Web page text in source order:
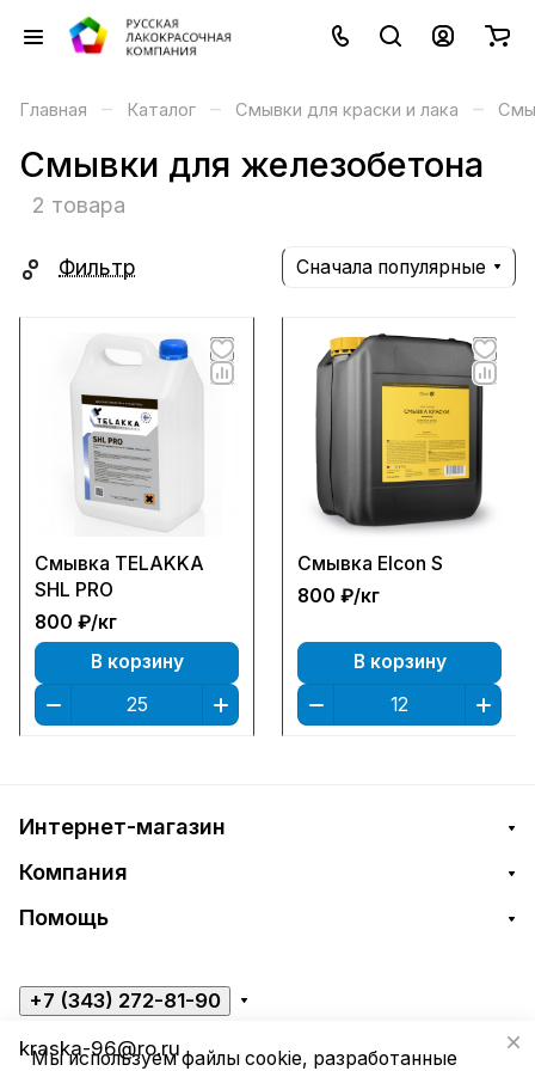
Главная – Каталог – Смывки для краски и лака –
Смывки для железобетона
2 товара
Фильтр Сначала популярные
Смывка TELAKKA
SHL PRO
800 ₽/кг
В корзину
Смывка Elcon S
800 ₽/кг
В корзину
Интернет-магазин
Компания
Помощь
+7 (343) 272-81-90
kraska-96@ro.ru
Мы используем файлы cookie, разработанные